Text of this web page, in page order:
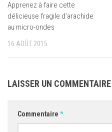
Apprenez à faire cette
délicieuse fragile d’arachide
au micro-ondes
16 AOÛT 2015
LAISSER UN COMMENTAIRE
Commentaire *